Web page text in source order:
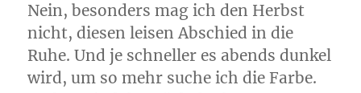
Nein, besonders mag ich den Herbst
nicht, diesen leisen Abschied in die
Ruhe. Und je schneller es abends dunkel
wird, um so mehr suche ich die Farbe.